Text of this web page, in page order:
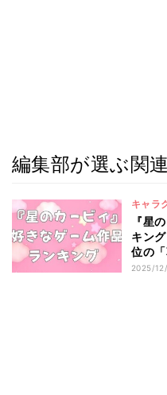
編集部が選ぶ関
キャラ
『星
キン
位の
は?
2025/